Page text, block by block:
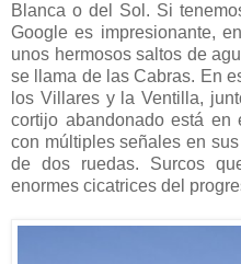
Blanca o del Sol. Si
Google es impresionante,
unos hermosos saltos de
se llama de las Cabras. En
los Villares y la Ventilla,
cortijo abandonado está
con múltiples señales en
de dos ruedas. Surcos
enormes cicatrices del